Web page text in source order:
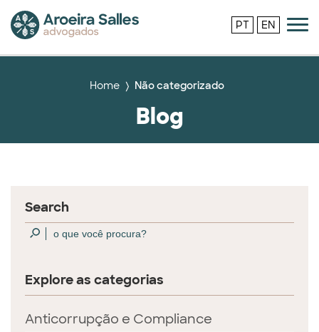
PT EN
Home Não categorizado
Blog
Search
Explore as categorias
Anticorrupção e Compliance